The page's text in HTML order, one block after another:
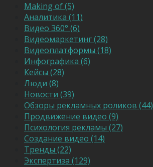
Making of (5)
Аналитика (11)
Видео 360° (6)
Видеомаркетинг (28)
Видеоплатформы (18)
Инфографика (6)
Кейсы (28)
Люди (8)
Новости (39)
Обзоры рекламных роликов (44)
Продвижение видео (9)
Психология рекламы (27)
Создание видео (14)
Тренды (22)
Экспертиза (129)